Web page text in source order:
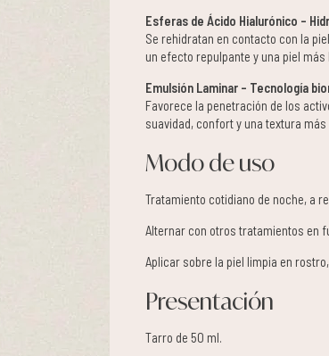
Esferas de Ácido Hialurónico –
Se rehidratan en contacto con la
un efecto repulpante y una piel más
Emulsión Laminar – Tecnología
Favorece la penetración de los
suavidad, confort y una textura
Modo de uso
Tratamiento cotidiano de noche, a
Alternar con otros tratamientos en
Aplicar sobre la piel limpia en
Presentación
Tarro de 50 ml.